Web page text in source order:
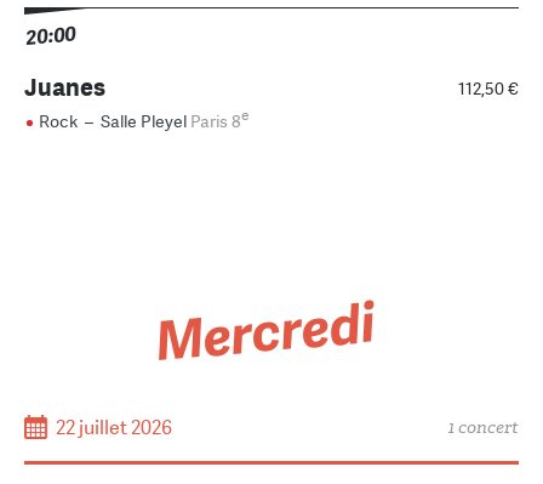
20:00
112,50 €
Juanes
Rock – Salle Pleyel Paris 8e
Mercredi
22 juillet 2026 1 concert